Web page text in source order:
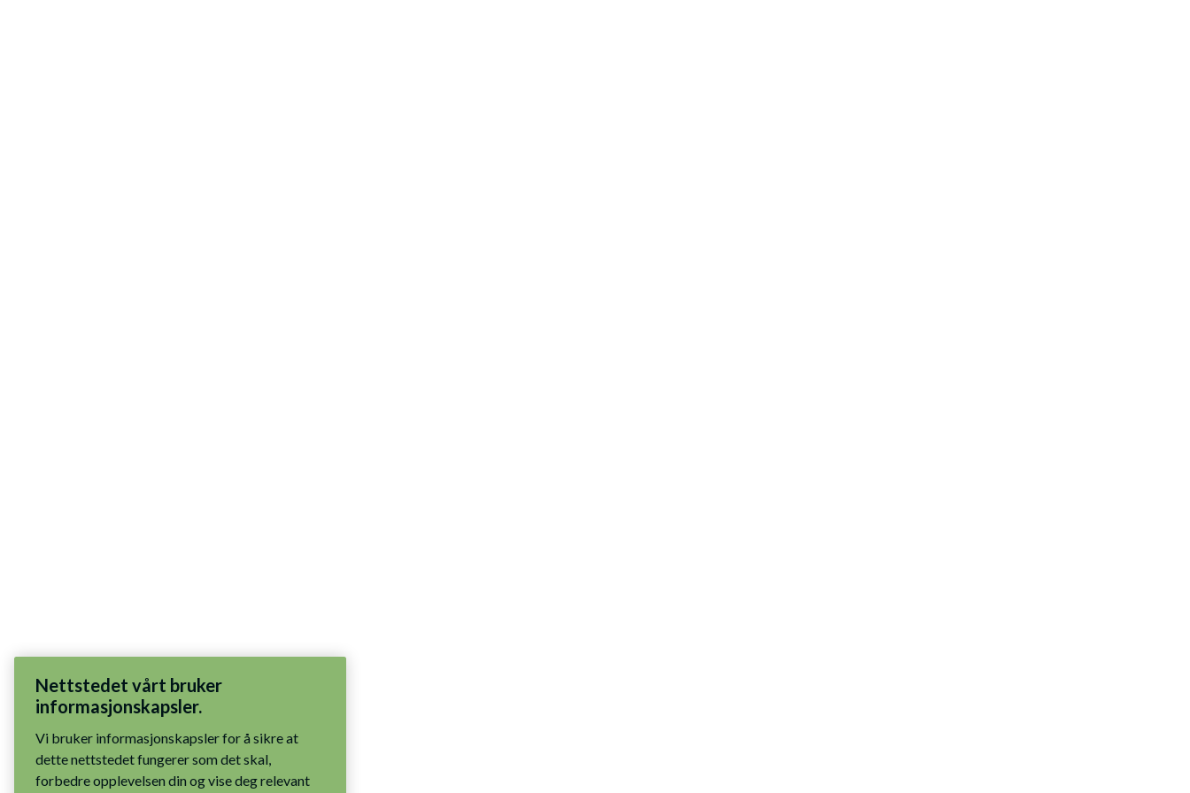
Vi bruker informasjonskapsler for å sikre at
dette nettstedet fungerer som det skal,
forbedre opplevelsen din og vise deg relevant
innhold. Du har kontrollen: godta alle
informasjonskapsler, tillat bare nødvendige